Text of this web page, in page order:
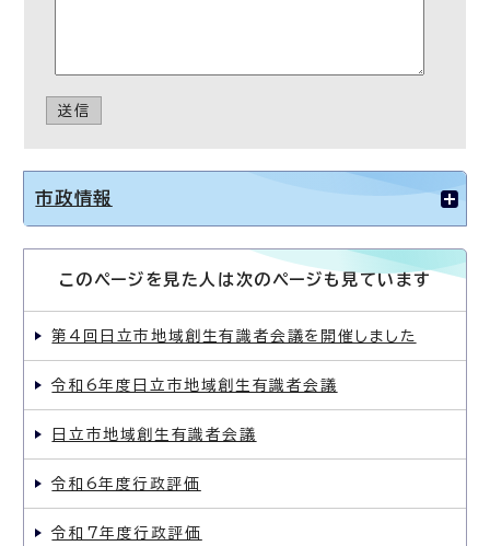
送信
市政情報
このページを見た人は次のページも見ています
第4回日立市地域創生有識者会議を開催しました
令和6年度日立市地域創生有識者会議
日立市地域創生有識者会議
令和6年度行政評価
令和7年度行政評価